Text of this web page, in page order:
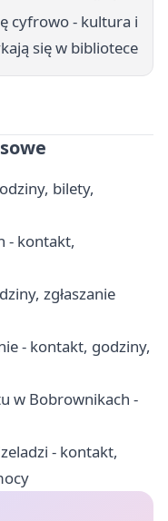
cyfrowo - kultura i
się w bibliotece
bilety,
- kontakt,
zgłaszanie
- kontakt, godziny,
w Bobrownikach -
- kontakt,